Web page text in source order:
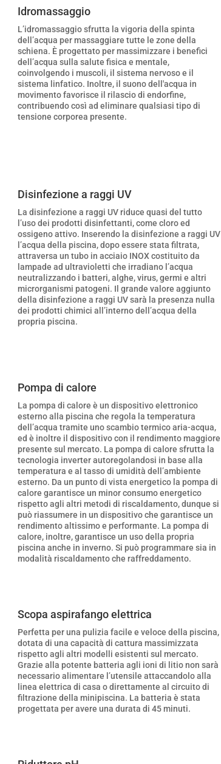
Idromassaggio
L’idromassaggio sfrutta la vigoria della spinta
dell’acqua per massaggiare tutte le zone della
schiena. È progettato per massimizzare i benefici
dell’acqua sulla salute fisica e mentale,
coinvolgendo i muscoli, il sistema nervoso e il
sistema linfatico. Inoltre, il suono dell'acqua in
movimento favorisce il rilascio di endorfine,
contribuendo così ad eliminare qualsiasi tipo di
tensione corporea presente.
Disinfezione a raggi UV
La disinfezione a raggi UV riduce quasi del tutto
l’uso dei prodotti disinfettanti, come cloro ed
ossigeno attivo. Inserendo la disinfezione a raggi UV
l’acqua della piscina, dopo essere stata filtrata,
attraversa un tubo in acciaio INOX costituito da
lampade ad ultravioletti che irradiano l’acqua
neutralizzando i batteri, alghe, virus, germi e altri
microrganismi patogeni. Il grande valore aggiunto
della disinfezione a raggi UV sarà la presenza nulla
dei prodotti chimici all’interno dell’acqua della
propria piscina.
Pompa di calore
La pompa di calore è un dispositivo elettronico
esterno alla piscina che regola la temperatura
dell’acqua tramite uno scambio termico aria-acqua,
ed è inoltre il dispositivo con il rendimento maggiore
presente sul mercato. La pompa di calore sfrutta la
tecnologia inverter autoregolandosi in base alla
temperatura e al tasso di umidità dell’ambiente
esterno. Da un punto di vista energetico la pompa di
calore garantisce un minor consumo energetico
rispetto agli altri metodi di riscaldamento, dunque si
può riassumere in un dispositivo che garantisce un
rendimento altissimo e performante. La pompa di
calore, inoltre, garantisce un uso della propria
piscina anche in inverno. Si può programmare sia in
modalità riscaldamento che raffreddamento.
Scopa aspirafango elettrica
Perfetta per una pulizia facile e veloce della piscina,
dotata di una capacità di cattura massimizzata
rispetto agli altri modelli esistenti sul mercato.
Grazie alla potente batteria agli ioni di litio non sarà
necessario alimentare l’utensile attaccandolo alla
linea elettrica di casa o direttamente al circuito di
filtrazione della minipiscina. La batteria è stata
progettata per avere una durata di 45 minuti.